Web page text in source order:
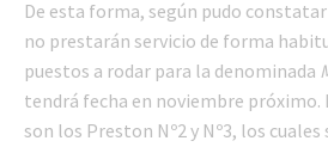
De esta forma, según pudo
no prestarán servicio de forma
puestos a rodar para la denominada
tendrá fecha en noviembre próximo.
son los Preston Nº2 y Nº3, los